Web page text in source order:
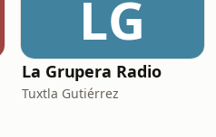
LG
La Grupera Radio
Tuxtla Gutiérrez